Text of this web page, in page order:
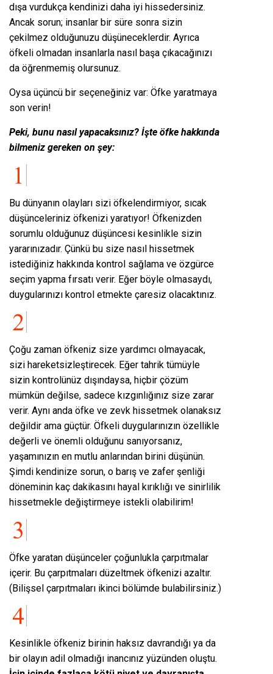
dışa vurdukça kendinizi daha iyi hissedersiniz.
Ancak sorun; insanlar bir süre sonra sizin
çekilmez olduğunuzu düşüneceklerdir. Ayrıca
öfkeli olmadan insanlarla nasıl başa çıkacağınızı
da öğrenmemiş olursunuz.
Oysa üçüncü bir seçeneğiniz var: Öfke yaratmaya
son verin!
Peki, bunu nasıl yapacaksınız? İşte öfke hakkında
bilmeniz gereken on şey:
Bu dünyanın olayları sizi öfkelendirmiyor, sıcak
düşünceleriniz öfkenizi yaratıyor! Öfkenizden
sorumlu olduğunuz düşüncesi kesinlikle sizin
yararınızadır. Çünkü bu size nasıl hissetmek
istediğiniz hakkında kontrol sağlama ve özgürce
seçim yapma fırsatı verir. Eğer böyle olmasaydı,
duygularınızı kontrol etmekte çaresiz olacaktınız.
Çoğu zaman öfkeniz size yardımcı olmayacak,
sizi hareketsizleştirecek. Eğer tahrik tümüyle
sizin kontrolünüz dışındaysa, hiçbir çözüm
mümkün değilse, sadece kızgınlığınız size zarar
verir. Aynı anda öfke ve zevk hissetmek olanaksız
değildir ama güçtür. Öfkeli duygularınızın özellikle
değerli ve önemli olduğunu sanıyorsanız,
yaşamınızın en mutlu anlarından birini düşünün.
Şimdi kendinize sorun, o barış ve zafer şenliği
döneminin kaç dakikasını hayal kırıklığı ve sinirlilik
hissetmekle değiştirmeye istekli olabilirim!
Öfke yaratan düşünceler çoğunlukla çarpıtmalar
içerir. Bu çarpıtmaları düzeltmek öfkenizi azaltır.
(Bilişsel çarpıtmaları ikinci bölümde bulabilirsiniz.)
Kesinlikle öfkeniz birinin haksız davrandığı ya da
bir olayın adil olmadığı inancınız yüzünden oluştu.